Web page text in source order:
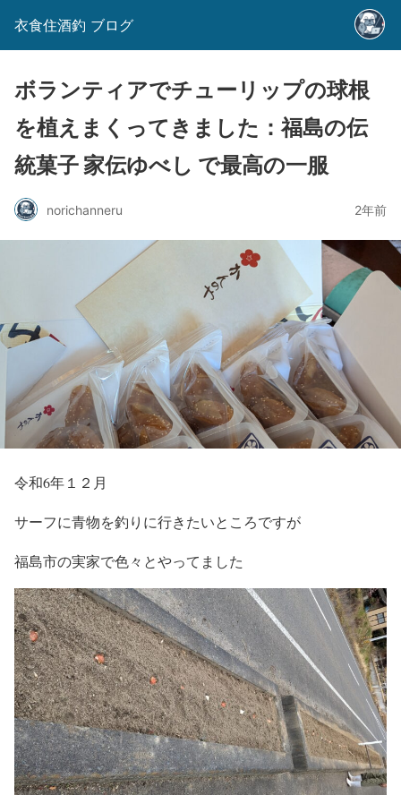
衣食住酒釣 ブログ
ボランティアでチューリップの球根
を植えまくってきました：福島の伝
統菓子 家伝ゆべし で最高の一服
norichanneru 2年前
令和6年１２月
サーフに青物を釣りに行きたいところですが
福島市の実家で色々とやってました